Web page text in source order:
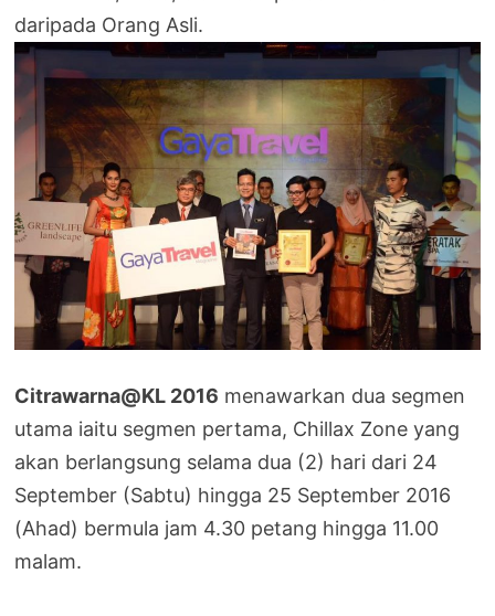
daripada Orang Asli.
Citrawarna@KL 2016 menawarkan dua segmen
utama iaitu segmen pertama, Chillax Zone yang
akan berlangsung selama dua (2) hari dari 24
September (Sabtu) hingga 25 September 2016
(Ahad) bermula jam 4.30 petang hingga 11.00
malam.